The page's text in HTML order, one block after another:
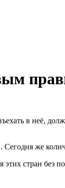
в неё,
же
этих стран без